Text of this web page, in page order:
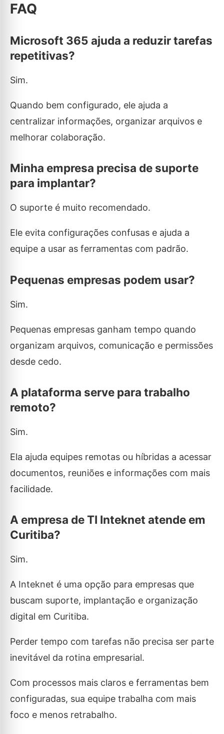
FAQ
Microsoft 365 ajuda a reduzir tarefas
repetitivas?
Sim.
Quando bem configurado, ele ajuda a
centralizar informações, organizar arquivos e
melhorar colaboração.
Minha empresa precisa de suporte
para implantar?
O suporte é muito recomendado.
Ele evita configurações confusas e ajuda a
equipe a usar as ferramentas com padrão.
Pequenas empresas podem usar?
Sim.
Pequenas empresas ganham tempo quando
organizam arquivos, comunicação e permissões
desde cedo.
A plataforma serve para trabalho
remoto?
Sim.
Ela ajuda equipes remotas ou híbridas a acessar
documentos, reuniões e informações com mais
facilidade.
A empresa de TI Inteknet atende em
Curitiba?
Sim.
A Inteknet é uma opção para empresas que
buscam suporte, implantação e organização
digital em Curitiba.
Perder tempo com tarefas não precisa ser parte
inevitável da rotina empresarial.
Com processos mais claros e ferramentas bem
configuradas, sua equipe trabalha com mais
foco e menos retrabalho.